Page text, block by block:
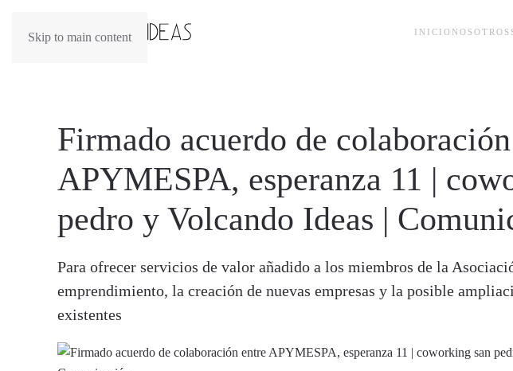
Skip to main content INICIO NOSOTROS
Firmado acuerdo de
APYMESPA, esperanza 11 |
pedro y Volcando Ideas |
Para ofrecer servicios de valor añadido a los miembros de la
emprendimiento, la creación de nuevas empresas y la posible
existentes